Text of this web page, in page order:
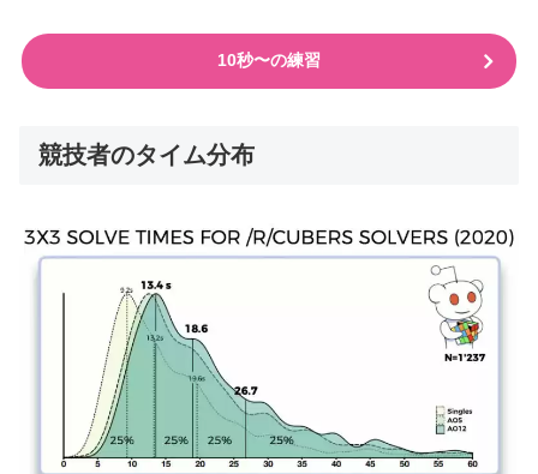
10秒〜の練習
競技者のタイム分布